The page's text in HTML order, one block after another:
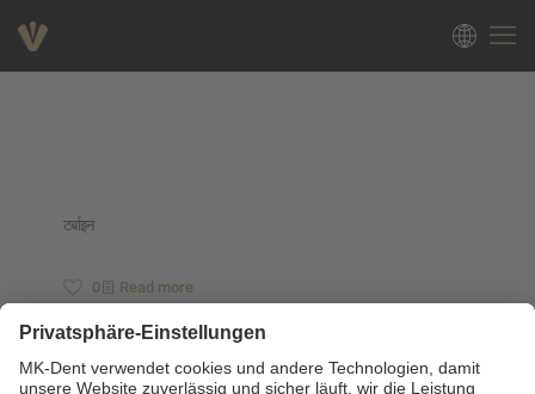
टर्बाइन
0 Read more